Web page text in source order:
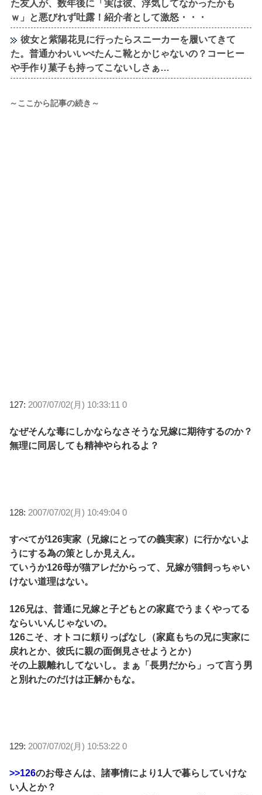
た友人が、数年後に「実は彼、浮気してなかったかも
ｗ」と悪びれず吐露！紹介者として激怒・・・
彼女と紫陽花見に行ったらスニーカーを履いてきて
た。普通かわいいぺたんこ靴とかじゃないの？コーヒー
や手作り菓子も持ってこないしさぁ…
～ここから記事の続き～
127: 2007/07/02(月) 10:33:11 0
なぜそんな毒にしかならなさそうな兄嫁に期待するのか？
無理に同居しても精神やられるよ？
128: 2007/07/02(月) 10:49:04 0
すべてが126実家（兄嫁にとっての義実家）に行かないよ
うにする為の策としか見えん。
ていうか126母が猫アレだからって、兄嫁が猫飼っちゃい
けない道理はない。
126兄は、普通に兄嫁と子どもとの家庭でうまくやってる
ならいいんじゃないの。
126こそ、オトコに頼りっぱなし（家庭もちの兄に実家に
戻れとか、彼氏に親の面倒見させようとか）
その上親離れしてないし。まぁ「長男だから」って言う男
と別れたのだけは正解かもな。
129: 2007/07/02(月) 10:53:22 0
>>126のお母さんは、諸事情により1人で暮らしていけな
い人とか？